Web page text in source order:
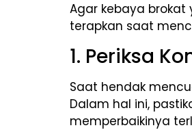
Agar kebaya
terapkan saat
1. Periksa
Saat hendak
Dalam hal ini,
memperbaikinya